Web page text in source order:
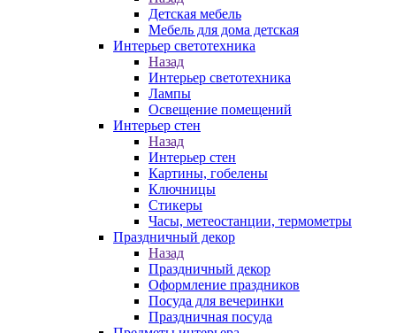
Детская мебель
Мебель для дома детская
Интерьер светотехника
Назад
Интерьер светотехника
Лампы
Освещение помещений
Интерьер стен
Назад
Интерьер стен
Картины, гобелены
Ключницы
Стикеры
Часы, метеостанции, термометры
Праздничный декор
Назад
Праздничный декор
Оформление праздников
Посуда для вечеринки
Праздничная посуда